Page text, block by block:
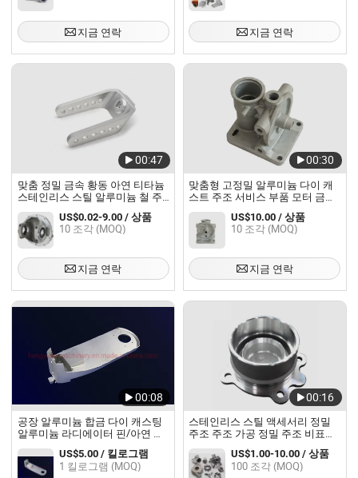
지금 연락 지금 연락
00:47
맞춤 정밀 금속 황동 아연 티타늄
스테인리스 스틸 알루미늄 철 주
조 모래 다이 주조 주택 부품 서비
스
US$0.02-9.00 / 상품
10 조각 (MOQ)
지금 연락
00:30
맞춤형 고정밀 알루미늄 다이 캐
스트 주조 서비스 부품 모터 금속
다이 주조
US$10.00 / 상품
10 조각 (MOQ)
지금 연락
00:08
공장 알루미늄 합금 다이 캐스팅
알루미늄 라디에이터 핀/아연 합
금 라디에이터 모터 하우징 오토
바이 부품/자동차 하우징 부품 금
형 주조 부품
US$5.00 / 킬로그램
1 킬로그램 (MOQ)
00:16
스테인리스 스틸 액세서리 정밀
주조 주조 가공 정밀 주조 비표준
맞춤 제작
US$1.00-10.00 / 상품
100 조각 (MOQ)